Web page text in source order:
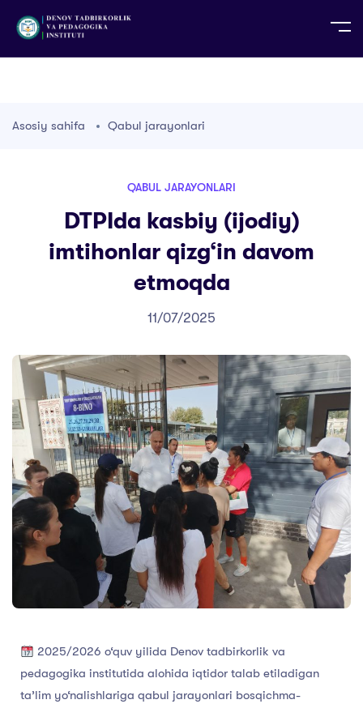
TG TR
Asosiy sahifa Qabul jarayonlari
QABUL JARAYONLARI
DTPIda kasbiy (ijodiy)
imtihonlar qizg‘in davom
etmoqda
11/07/2025
2025/2026 o‘quv yilida Denov tadbirkorlik va
pedagogika institutida alohida iqtidor talab etiladigan
ta’lim yo‘nalishlariga qabul jarayonlari bosqichma-